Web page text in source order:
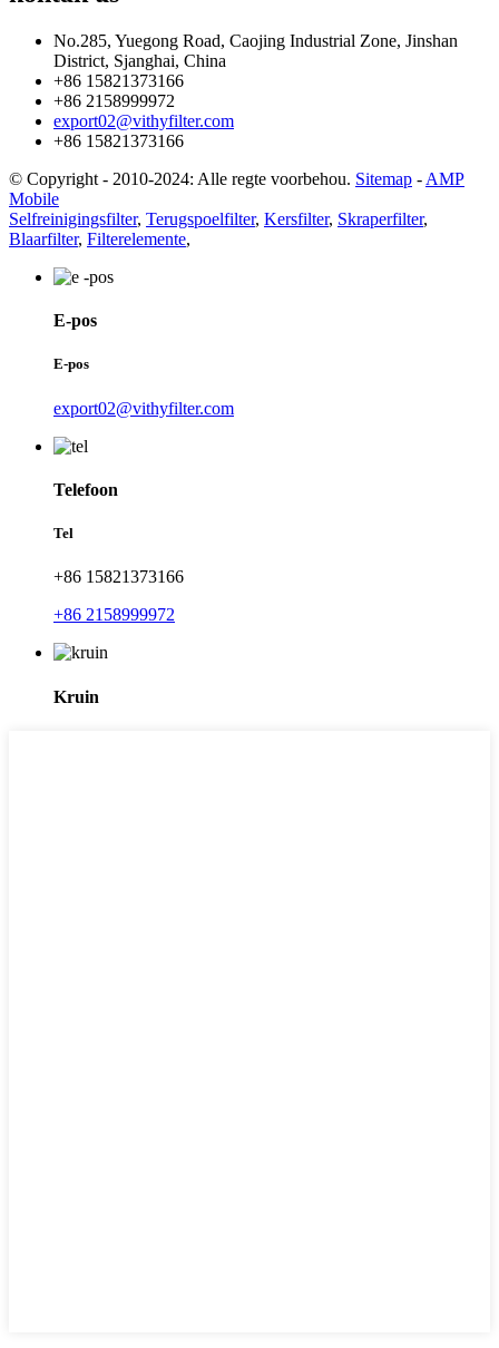
No.285, Yuegong Road, Caojing Industrial Zone, Jinshan
District, Sjanghai, China
+86 15821373166
+86 2158999972
export02@vithyfilter.com
+86 15821373166
© Copyright - 2010-2024: Alle regte voorbehou. Sitemap - AMP
Mobile
Selfreinigingsfilter, Terugspoelfilter, Kersfilter, Skraperfilter,
Blaarfilter, Filterelemente,
E-pos
E-pos
export02@vithyfilter.com
Telefoon
Tel
+86 15821373166
+86 2158999972
Kruin